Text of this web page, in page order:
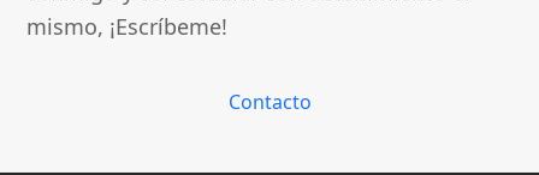
mismo, ¡Escríbeme!
Contacto